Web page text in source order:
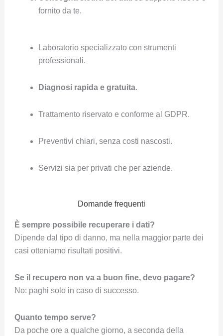
fornito da te.
Laboratorio specializzato con strumenti
professionali.
Diagnosi rapida e gratuita.
Trattamento riservato e conforme al GDPR.
Preventivi chiari, senza costi nascosti.
Servizi sia per privati che per aziende.
Domande frequenti
È sempre possibile recuperare i dati?
Dipende dal tipo di danno, ma nella maggior parte dei
casi otteniamo risultati positivi.
Se il recupero non va a buon fine, devo pagare?
No: paghi solo in caso di successo.
Quanto tempo serve?
Da poche ore a qualche giorno, a seconda della